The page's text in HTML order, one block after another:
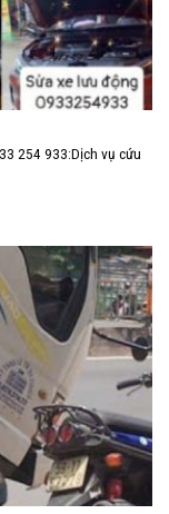
254 933:Dịch vụ cứu